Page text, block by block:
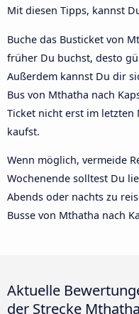
Mit diesen Tipps, kannst
Buche das Busticket von
früher Du buchst, desto
Außerdem kannst Du dir
Bus von Mthatha nach
Ticket nicht erst im
kaufst.
Wenn möglich, vermeide
Wochenende solltest Du
Abends oder nachts zu
Busse von Mthatha nach
Aktuelle
der Strecke